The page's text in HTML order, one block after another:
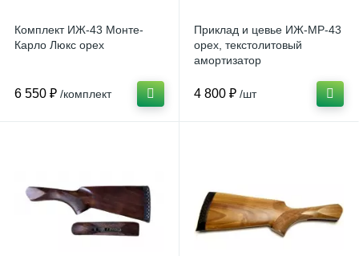
Комплект ИЖ-43 Монте-
Карло Люкс орех
6 550 ₽ /комплект
Приклад и цевье ИЖ-МР-43
орех, текстолитовый
амортизатор
4 800 ₽ /шт